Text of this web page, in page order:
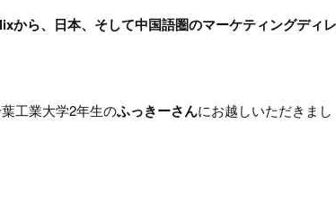
から、日本、そして中国語圏のマーケティングディ
葉工業大学2年生のふっきーさんにお越しいただきまし